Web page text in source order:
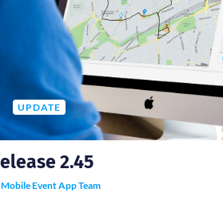
UPDATE
2.45
Mobile Event App Team